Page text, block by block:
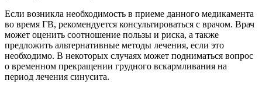
Если возникла необходимость в приеме данного медикамента
во время ГВ, рекомендуется консультироваться с врачом. Врач
может оценить соотношение пользы и риска, а также
предложить альтернативные методы лечения, если это
необходимо. В некоторых случаях может подниматься вопрос
о временном прекращении грудного вскармливания на
период лечения синусита.